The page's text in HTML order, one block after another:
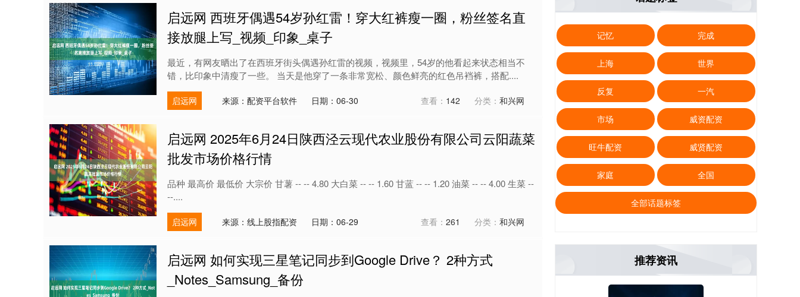
启远网 西班牙偶遇54岁孙红雷！穿大红裤瘦一圈，粉丝签名直
接放腿上写_视频_印象_桌子
最近，有网友晒出了在西班牙街头偶遇孙红雷的视频，视频里，54岁的他看起来状态相当不
错，比印象中清瘦了一些。 当天是他穿了一条非常宽松、颜色鲜亮的红色吊裆裤，搭配....
启远网 来源：配资平台软件 日期：06-30 查看： 142 分类： 和兴网
启远网 2025年6月24日陕西泾云现代农业股份有限公司云阳蔬菜
批发市场价格行情
品种 最高价 最低价 大宗价 甘薯 -- -- 4.80 大白菜 -- -- 1.60 甘蓝 -- -- 1.20 油菜 -- -- 4.00 生菜 --
--....
启远网 来源：线上股指配资 日期：06-29 查看： 261 分类： 和兴网
启远网 如何实现三星笔记同步到Google Drive？ 2种方式
_Notes_Samsung_备份
记忆 完成
上海 世界
反复 一汽
市场 威资配资
旺牛配资 威贤配资
家庭 全国
全部话题标签
推荐资讯